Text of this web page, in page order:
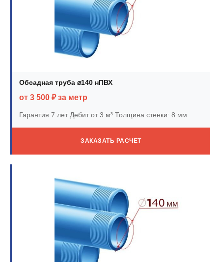
Обсадная труба ⌀140 нПВХ
от 3 500 ₽ за метр
Гарантия 7 летДебит от 3 м³ Толщина стенки: 8 мм
ЗАКАЗАТЬ РАСЧЕТ